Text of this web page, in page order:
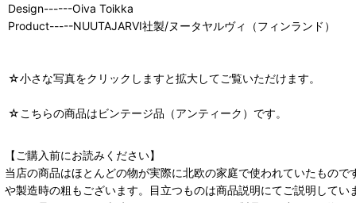
Design------Oiva Toikka
Product-----NUUTAJARVI社製/ヌータヤルヴィ（フィンランド）
☆小さな写真をクリックしますと拡大してご覧いただけます。
☆こちらの商品はビンテージ品（アンティーク）です。
【ご購入前にお読みください】
当店の商品はほとんどの物が実際に北欧の家庭で使われていたもの
や製造時の粗もございます。目立つものは商品説明にてご説明して